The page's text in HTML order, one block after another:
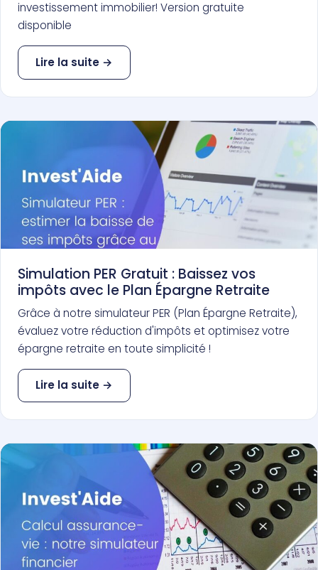
investissement immobilier! Version gratuite
disponible
Lire la suite →
Simulation PER Gratuit : Baissez vos
impôts avec le Plan Épargne Retraite
Grâce à notre simulateur PER (Plan Épargne Retraite),
évaluez votre réduction d'impôts et optimisez votre
épargne retraite en toute simplicité !
Lire la suite →